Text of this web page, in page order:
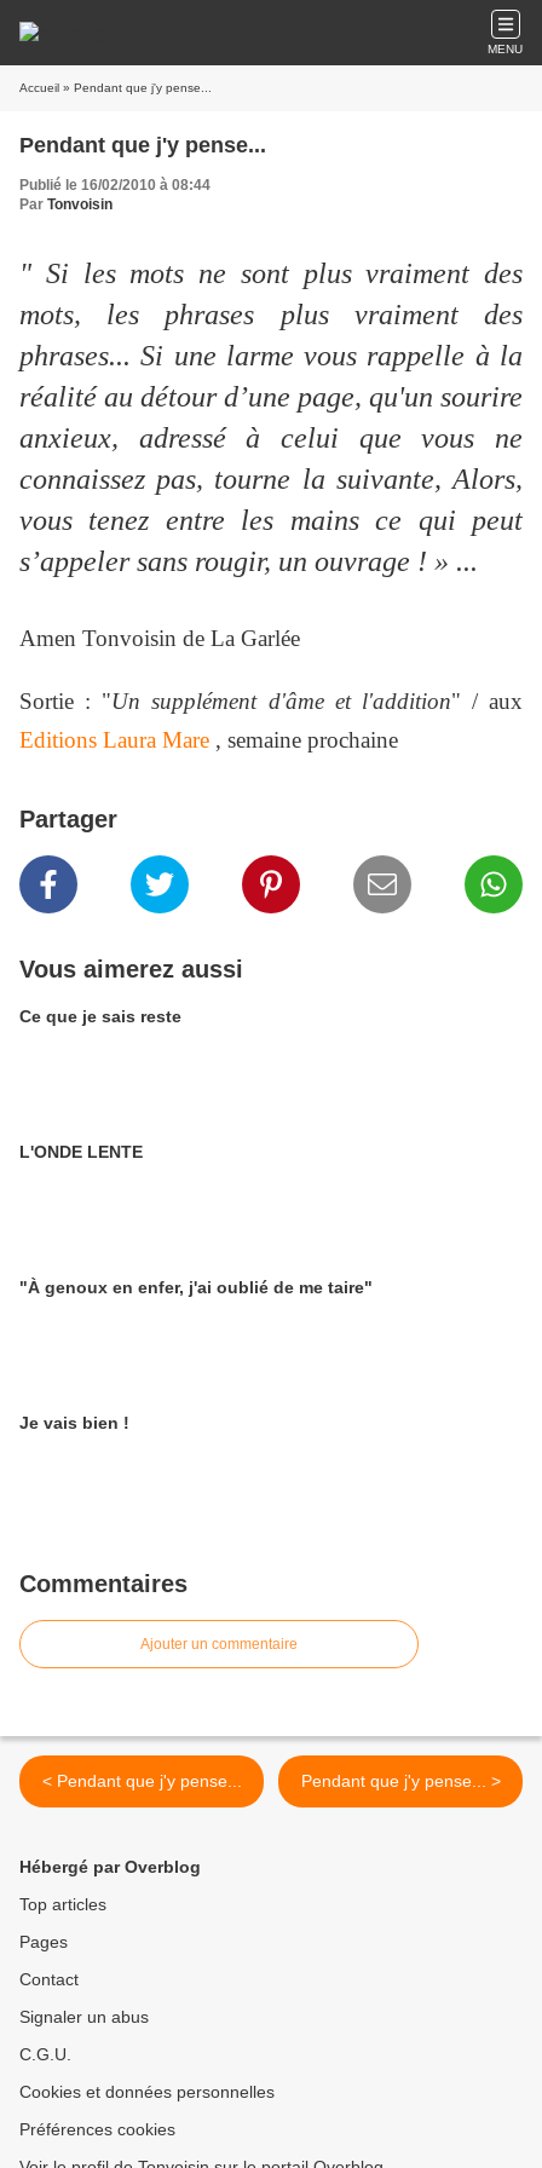
MENU
Accueil » Pendant que j'y pense...
Pendant que j'y pense...
Publié le 16/02/2010 à 08:44
Par Tonvoisin
" Si les mots ne sont plus vraiment des
mots, les phrases plus vraiment des
phrases... Si une larme vous rappelle à la
réalité au détour d’une page, qu'un sourire
anxieux, adressé à celui que vous ne
connaissez pas, tourne la suivante, Alors,
vous tenez entre les mains ce qui peut
s’appeler sans rougir, un ouvrage ! » ...
Amen Tonvoisin de La Garlée
Sortie : "Un supplément d'âme et l'addition" / aux
Editions Laura Mare , semaine prochaine
Partager
Vous aimerez aussi
Ce que je sais reste
L'ONDE LENTE
"À genoux en enfer, j'ai oublié de me taire"
Je vais bien !
Commentaires
Ajouter un commentaire
< Pendant que j'y pense... Pendant que j'y pense... >
Hébergé par Overblog
Top articles
Pages
Contact
Signaler un abus
C.G.U.
Cookies et données personnelles
Préférences cookies